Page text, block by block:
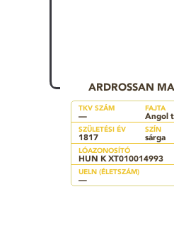
ARDROSSAN
TKV SZÁM
—
FAJTA
Angol
SZÜLETÉSI ÉV
1817
SZÍN
sárga
LÓAZONOSÍTÓ
HUN K XT010014993
UELN (ÉLETSZÁM)
—